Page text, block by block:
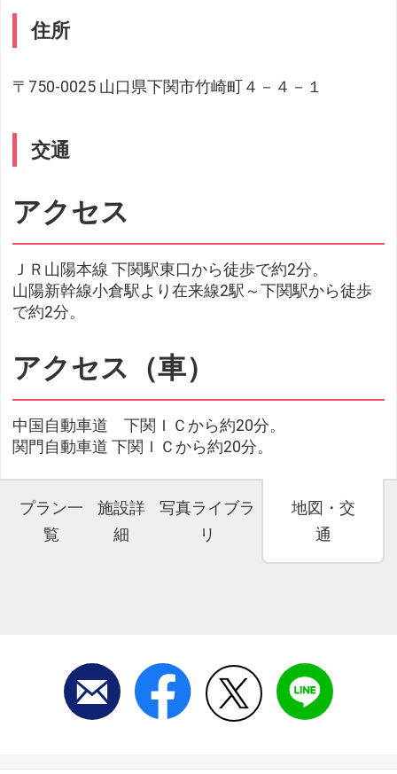
住所
〒750-0025 山口県下関市竹崎町４－４－１
交通
アクセス
ＪＲ山陽本線 下関駅東口から徒歩で約2分。
山陽新幹線小倉駅より在来線2駅～下関駅から徒歩
で約2分。
アクセス（車）
中国自動車道 下関ＩＣから約20分。
関門自動車道 下関ＩＣから約20分。
プラン一
覧
施設詳
細
写真ライブラ
リ
地図・交
通